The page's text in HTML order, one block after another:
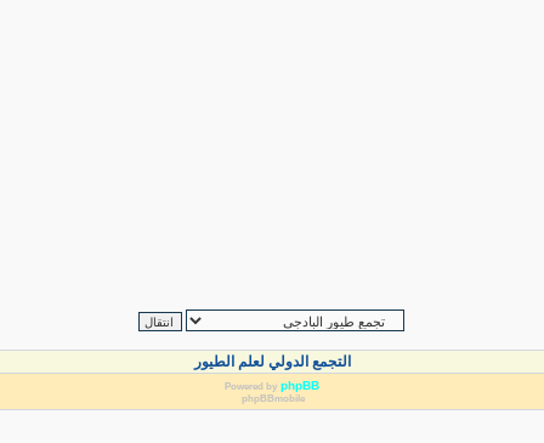
التجمع الدولي لعلم الطيور
Powered byphpBB
phpBBmobile